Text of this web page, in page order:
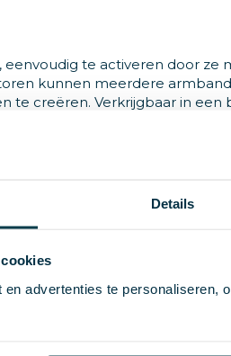
Details
advertenties te personaliseren,
te activeren door ze
kunnen meerdere
creëren. Verkrijgbaar in een